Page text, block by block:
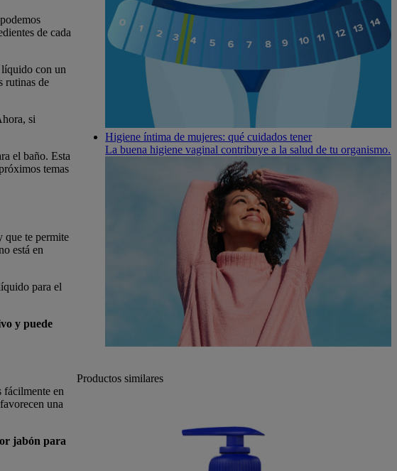
de cada
líquido con un
rutinas de
si
el baño. Esta
temas
que te permite
está en
para el
y puede
fácilmente en
una
jabón para
Higiene íntima de mujeres: qué cuidados tener
La buena higiene vaginal contribuye a la salud de tu organismo.
Productos similares